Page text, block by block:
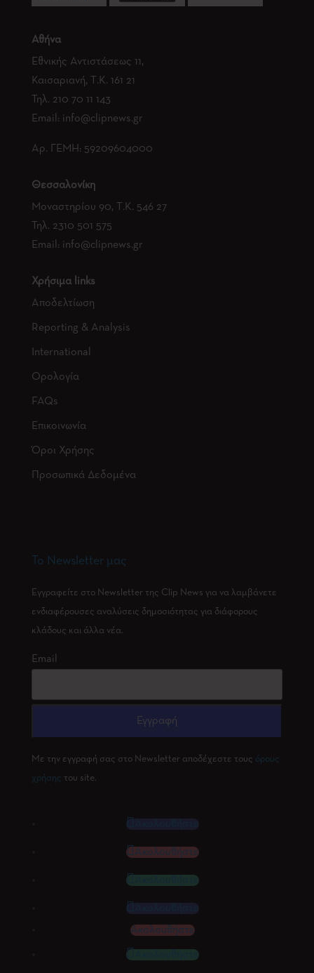
Αθήνα
Εθνικής Αντιστάσεως 11,
Καισαριανή, Τ.Κ. 161 21
Τηλ. 210 70 11 143
Email: info@clipnews.gr
Αρ. ΓΕΜΗ: 59209604000
Θεσσαλονίκη
Μοναστηρίου 90, Τ.Κ. 546 27
Τηλ. 2310 501 575
Email: info@clipnews.gr
Χρήσιμα links
Αποδελτίωση
Reporting & Analysis
International
Ορολογία
FAQs
Επικοινωνία
Όροι Χρήσης
Προσωπικά Δεδομένα
Το Newsletter μας
Εγγραφείτε στο Newsletter της Clip News για να λαμβάνετε
ενδιαφέρουσες αναλύσεις δημοσιότητας για διάφορους
κλάδους και άλλα νέα.
Email
Με την εγγραφή σας στο Newsletter αποδέχεστε τους όρους
χρήσης του site.
Ακολουθήστε
Ακολουθήστε
Ακολουθήστε
Ακολουθήστε
Ακολουθήστε
Ακολουθήστε